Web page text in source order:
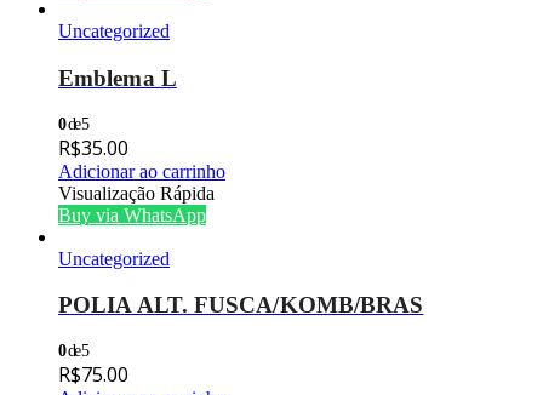
Uncategorized
Emblema L
0de 5
R$35.00
Adicionar ao carrinho
Visualização Rápida
Buy via WhatsApp
Uncategorized
POLIA ALT. FUSCA/KOMB/BRAS
0de 5
R$75.00